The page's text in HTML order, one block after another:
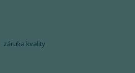
záruka kvality